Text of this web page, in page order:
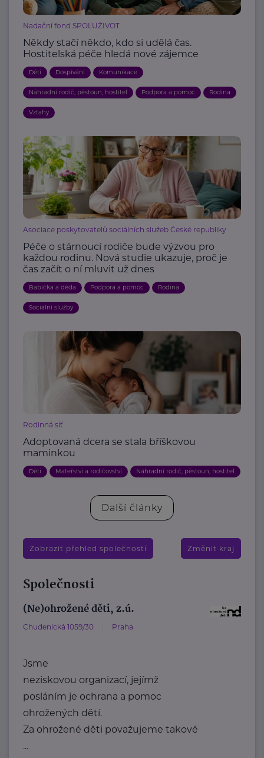
Nadační fond SPOLUŽIVOT
Někdy stačí někdo, kdo si udělá čas.
Hostitelská péče hledá nové zájemce
Děti Dospívání Komunikace
Náhradní rodič, pěstoun, hostitel Podpora a pomoc Rodina
Vztahy
Asociace poskytovatelů sociálních služeb České republiky
Péče o stárnoucí rodiče bude výzvou pro
každou rodinu. Nová studie ukazuje, proč je
čas začít o ní mluvit už dnes
Babička a děda Podpora a pomoc Rodina
Sociální služby
Rodinná síť
Adoptovaná dcera se stala bříškovou
maminkou
Děti Mateřství a rodičovství Náhradní rodič, pěstoun, hostitel
Další články
Zobrazit přehled společností Změnit kraj
Společnosti
(Ne)ohrožené děti, z.ú.
Chudenická 1059/30 Praha
Jsme
neziskovou organizací, jejímž
posláním je ochrana a pomoc
ohrožených dětí.
Za ohrožené děti považujeme takové
...